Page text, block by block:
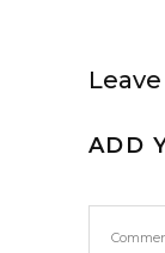
ADD